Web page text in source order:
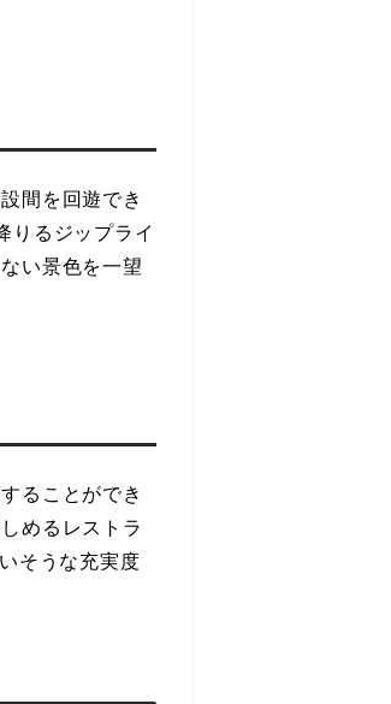
間を回遊でき
りるジップライ
い景色を一望
ることができ
めるレストラ
そうな充実度